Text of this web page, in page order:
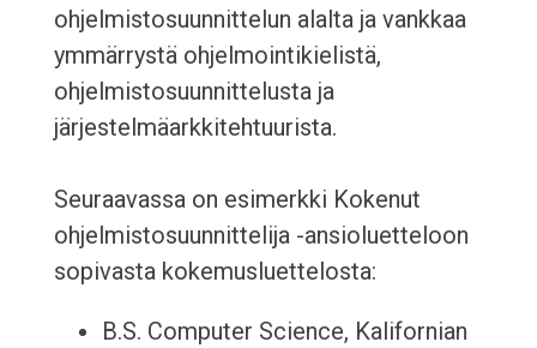
ohjelmistosuunnittelun alalta ja vankkaa
ymmärrystä ohjelmointikielistä,
ohjelmistosuunnittelusta ja
järjestelmäarkkitehtuurista.
Seuraavassa on esimerkki Kokenut
ohjelmistosuunnittelija -ansioluetteloon
sopivasta kokemusluettelosta:
B.S. Computer Science, Kalifornian